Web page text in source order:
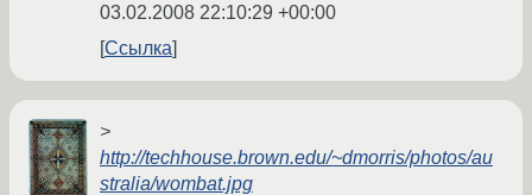
03.02.2008 22:10:29 +00:00
Ссылка
>
http://techhouse.brown.edu/~dmorris/photos/au
stralia/wombat.jpg